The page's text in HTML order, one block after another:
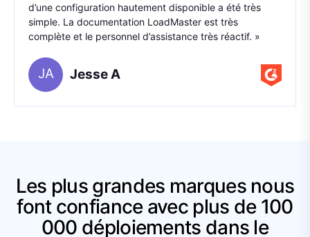
d’une configuration hautement disponible a été très
simple. La documentation LoadMaster est très
complète et le personnel d’assistance très réactif. »
JA Jesse A
Les plus grandes marques nous
font confiance avec plus de 100
000 déploiements dans le